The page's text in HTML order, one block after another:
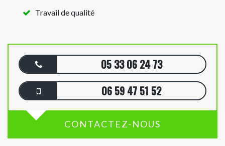
Travail de qualité
05 33 06 24 73
06 59 47 51 52
CONTACTEZ-NOUS